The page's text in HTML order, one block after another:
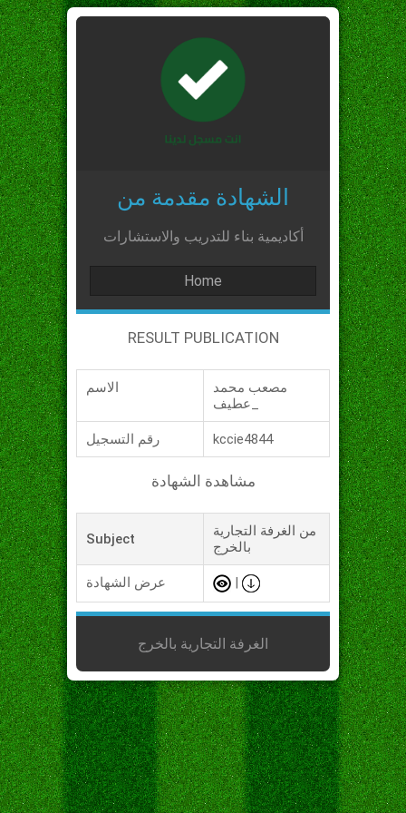
الشهادة مقدمة من
أكاديمية بناء للتدريب والاستشارات
Home
RESULT PUBLICATION
الاسم
مصعب محمد
رقم التسجيل kccie4844
مشاهدة الشهادة
Subject
من الغرفة التجارية
بالخرج
عرض الشهادة
الغرفة التجارية بالخرج